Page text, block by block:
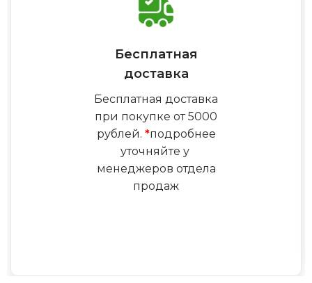
Бесплатная
доставка
Бесплатная доставка
при покупке от 5000
рублей. *подробнее
уточняйте у
менеджеров отдела
продаж